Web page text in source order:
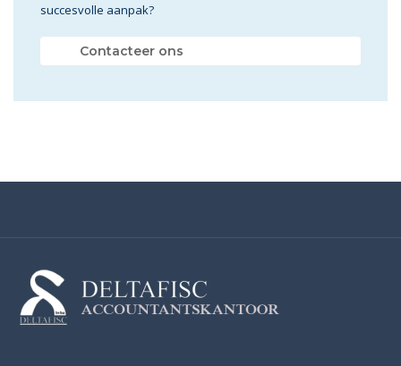
succesvolle aanpak?
Contacteer ons